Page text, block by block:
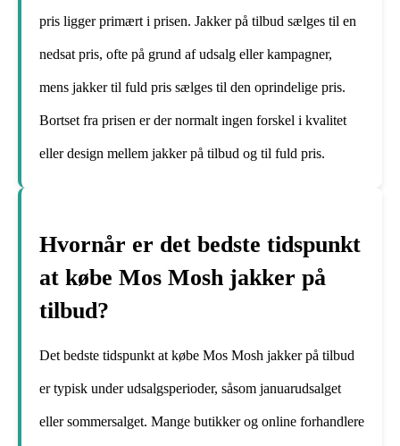
pris ligger primært i prisen. Jakker på tilbud sælges til en
nedsat pris, ofte på grund af udsalg eller kampagner,
mens jakker til fuld pris sælges til den oprindelige pris.
Bortset fra prisen er der normalt ingen forskel i kvalitet
eller design mellem jakker på tilbud og til fuld pris.
Hvornår er det bedste tidspunkt
at købe Mos Mosh jakker på
tilbud?
Det bedste tidspunkt at købe Mos Mosh jakker på tilbud
er typisk under udsalgsperioder, såsom januarudsalget
eller sommersalget. Mange butikker og online forhandlere